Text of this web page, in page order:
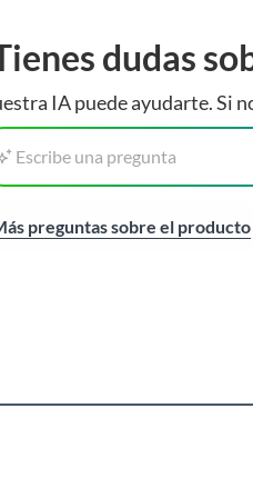
y soportes de tv para una
y accesorios tv y video, como
dudas
IA puede ayudarte. Si
Escribe una pregunta
preguntas sobre el producto